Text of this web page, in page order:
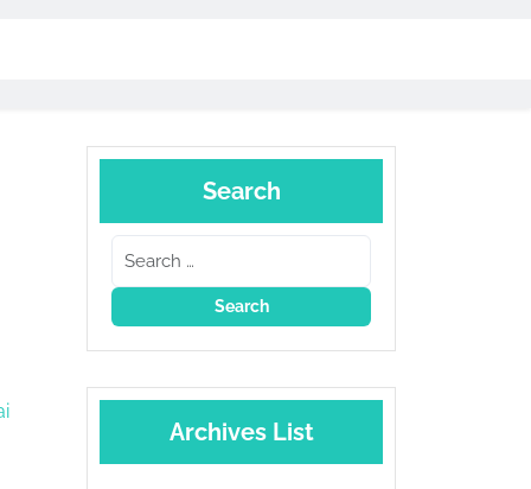
Search
Archives List